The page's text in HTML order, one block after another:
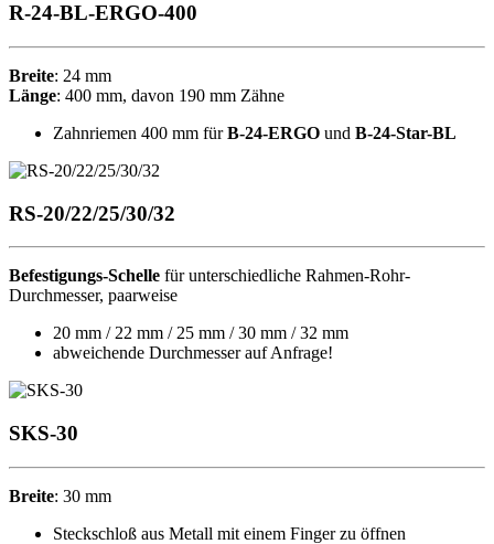
R-24-BL-ERGO-400
Breite: 24 mm
Länge: 400 mm, davon 190 mm Zähne
Zahnriemen 400 mm fürB-24-ERGO und B-24-Star-BL
RS-20/22/25/30/32
Befestigungs-Schelle für unterschiedliche Rahmen-Rohr-
Durchmesser, paarweise
20 mm / 22 mm / 25 mm / 30 mm / 32 mm
abweichende Durchmesser auf Anfrage!
SKS-30
Breite: 30 mm
Steckschloß aus Metall mit einem Finger zu öffnen